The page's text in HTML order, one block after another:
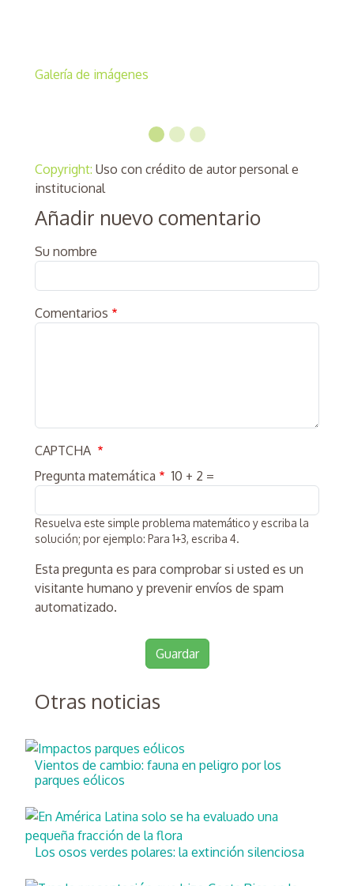
Galería de imágenes
Copyright: Uso con crédito de autor personal e
institucional
Añadir nuevo comentario
Su nombre
Comentarios
CAPTCHA
Pregunta matemática
10 + 2 =
Resuelva este simple problema matemático y escriba la
solución; por ejemplo: Para 1+3, escriba 4.
Esta pregunta es para comprobar si usted es un
visitante humano y prevenir envíos de spam
automatizado.
Otras noticias
Vientos de cambio: fauna en peligro por los
parques eólicos
Los osos verdes polares: la extinción silenciosa